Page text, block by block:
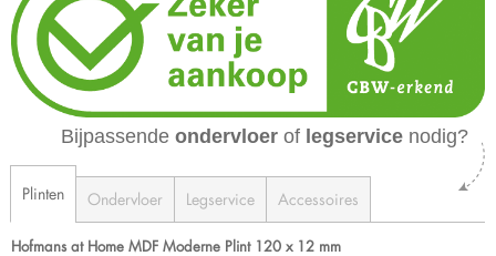
Bijpassende ondervloer of legservice nodig?
Plinten Ondervloer Legservice Accessoires
Hofmans at Home MDF Moderne Plint 120 x 12 mm